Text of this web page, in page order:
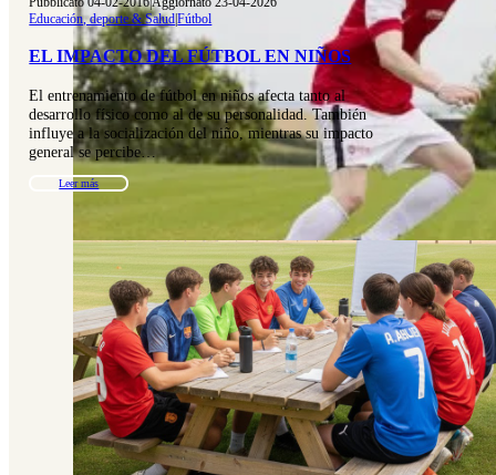
Educación, deporte & Salud|Fútbol
EL IMPACTO DEL FÚTBOL EN NIÑOS
El entrenamiento de fútbol en niños afecta tanto al
desarrollo físico como al de su personalidad. También
influye a la socialización del niño, mientras su impacto
general se percibe…
Leer más